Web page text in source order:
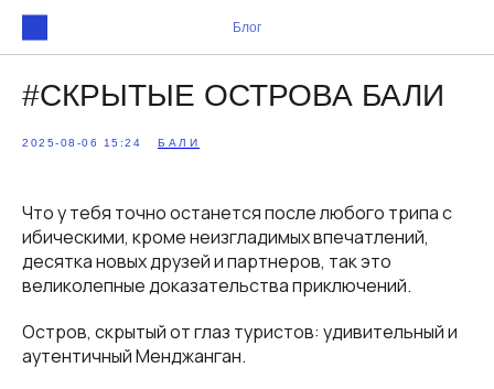
Блог
#СКРЫТЫЕ ОСТРОВА БАЛИ
2025-08-06 15:24 БАЛИ
Что у тебя точно останется после любого трипа с
ибическими, кроме неизгладимых впечатлений,
десятка новых друзей и партнеров, так это
великолепные доказательства приключений.
Остров, скрытый от глаз туристов: удивительный и
аутентичный Менджанган.